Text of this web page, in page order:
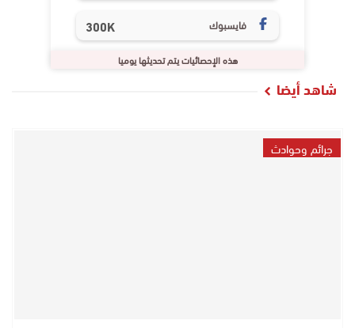
فايسبوك 300K
هذه الإحصائيات يتم تحديثها يوميا
شاهد أيضا
جرائم وحوادث